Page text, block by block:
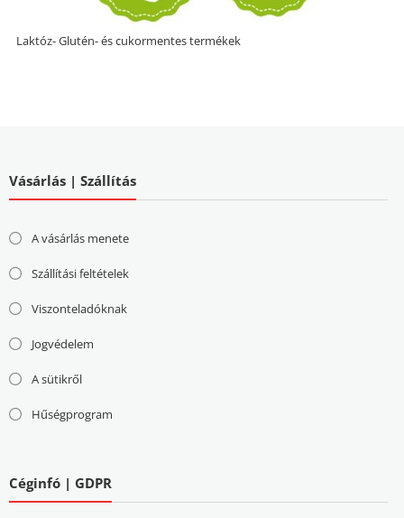
Laktóz- Glutén- és cukormentes termékek
Vásárlás | Szállítás
A vásárlás menete
Szállítási feltételek
Viszonteladóknak
Jogvédelem
A sütikről
Hűségprogram
Céginfó | GDPR